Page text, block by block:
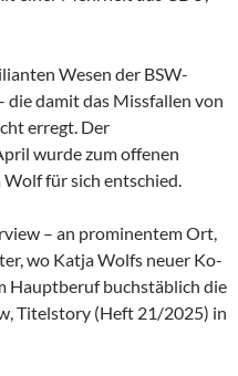
Wesen der BSW-
damit das Missfallen von
erregt. Der
wurde zum offenen
für sich entschied.
– an prominentem Ort,
wo Katja Wolfs neuer Ko-
Hauptberuf buchstäblich die
Titelstory (Heft 21/2025) in